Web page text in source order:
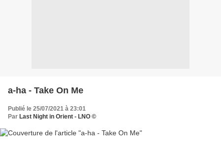
a-ha - Take On Me
Publié le 25/07/2021 à 23:01
Par Last Night in Orient - LNO ©